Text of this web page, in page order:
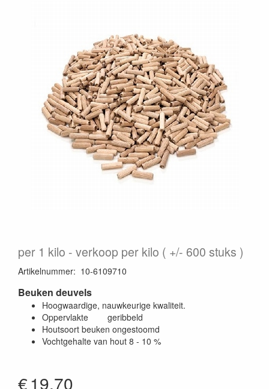
per 1 kilo verkoop per kilo ( +/- 600 stuks )
Artikelnummer: 10-6109710
Beuken deuvels
Hoogwaardige, nauwkeurige kwaliteit.
Oppervlakte geribbeld
Houtsoort beuken ongestoomd
Vochtgehalte van hout 8 - 10 %
€19.70